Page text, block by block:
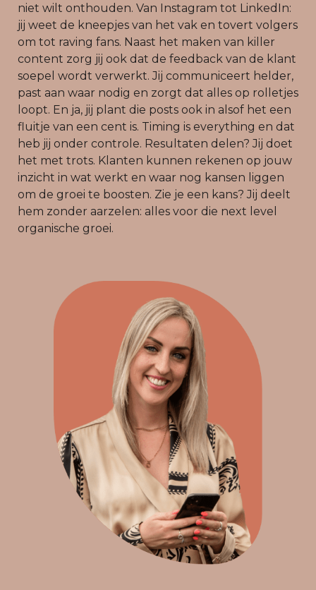
niet wilt onthouden. Van Instagram tot LinkedIn:
jij weet de kneepjes van het vak en tovert volgers
om tot raving fans. Naast het maken van killer
content zorg jij ook dat de feedback van de klant
soepel wordt verwerkt. Jij communiceert helder,
past aan waar nodig en zorgt dat alles op rolletjes
loopt. En ja, jij plant die posts ook in alsof het een
fluitje van een cent is. Timing is everything en dat
heb jij onder controle. Resultaten delen? Jij doet
het met trots. Klanten kunnen rekenen op jouw
inzicht in wat werkt en waar nog kansen liggen
om de groei te boosten. Zie je een kans? Jij deelt
hem zonder aarzelen: alles voor die next level
organische groei.